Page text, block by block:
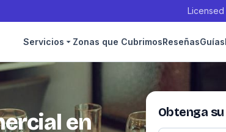
Licensed
Servicios Zonas que CubrimosReseñasGuías
en
Obtenga